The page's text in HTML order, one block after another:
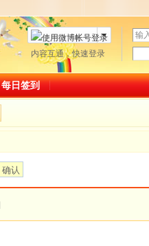
用
户
名
码
微博帐号登录
内容互通，快速登录
每日签到
确认